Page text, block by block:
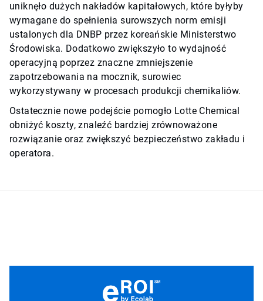
uniknęło dużych nakładów kapitałowych, które byłyby
wymagane do spełnienia surowszych norm emisji
ustalonych dla DNBP przez koreańskie Ministerstwo
Środowiska. Dodatkowo zwiększyło to wydajność
operacyjną poprzez znaczne zmniejszenie
zapotrzebowania na mocznik, surowiec
wykorzystywany w procesach produkcji chemikaliów.
Ostatecznie nowe podejście pomogło Lotte Chemical
obniżyć koszty, znaleźć bardziej zrównoważone
rozwiązanie oraz zwiększyć bezpieczeństwo zakładu i
operatora.